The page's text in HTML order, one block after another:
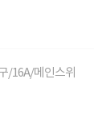
/16A/메인스위